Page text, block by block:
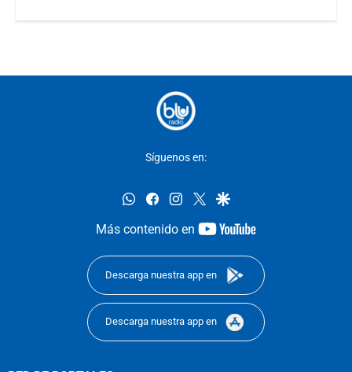
Síguenos en:
whatsappfacebookinstagram
twittergoogle
Más contenido en
youtube-
Descarga nuestra app en
Descarga nuestra app en